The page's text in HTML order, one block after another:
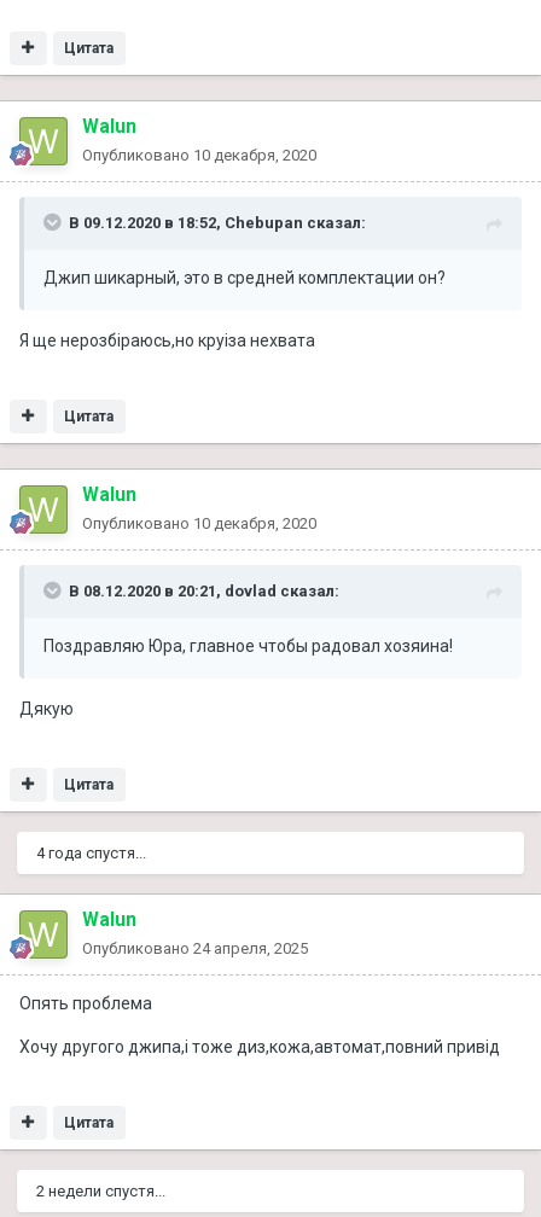
Цитата
Walun
Опубликовано 10 декабря, 2020
В 09.12.2020 в 18:52, Chebupan сказал:
Джип шикарный, это в средней комплектации он?
Я ще нерозбіраюсь,но круіза нехвата
Цитата
Walun
Опубликовано 10 декабря, 2020
В 08.12.2020 в 20:21, dovlad сказал:
Поздравляю Юра, главное чтобы радовал хозяина!
Дякую
Цитата
4 года спустя...
Walun
Опубликовано 24 апреля, 2025
Опять проблема
Хочу другого джипа,і тоже диз,кожа,автомат,повний привід
Цитата
2 недели спустя...